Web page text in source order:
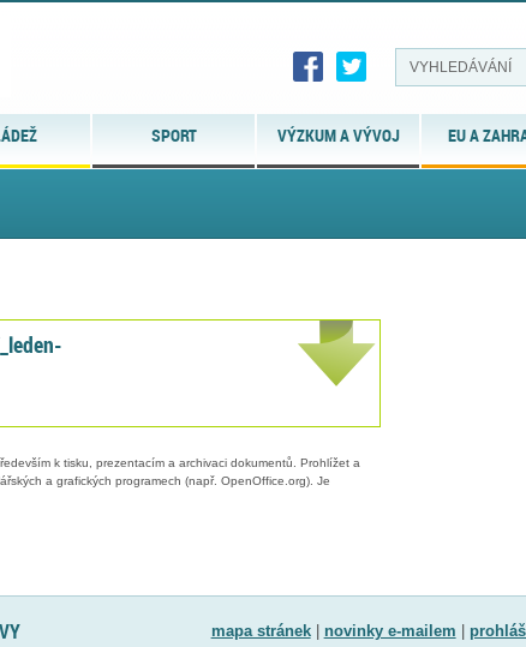
SPORT VÝZKUM A VÝVOJ EU A
k tisku, prezentacím a archivaci dokumentů. Prohlížet a
a grafických programech (např. OpenOffice.org). Je
mapa stránek| novinky e-mailem